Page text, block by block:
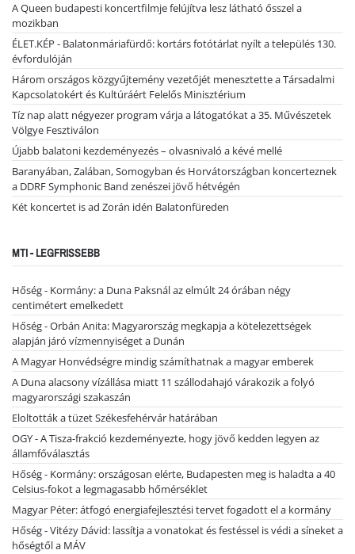
A Queen budapesti koncertfilmje felújítva lesz látható ősszel a
mozikban
ÉLET.KÉP - Balatonmáriafürdő: kortárs fotótárlat nyílt a település 130.
évfordulóján
Három országos közgyűjtemény vezetőjét menesztette a Társadalmi
Kapcsolatokért és Kultúráért Felelős Minisztérium
Tíz nap alatt négyezer program várja a látogatókat a 35. Művészetek
Völgye Fesztiválon
Újabb balatoni kezdeményezés – olvasnivaló a kévé mellé
Baranyában, Zalában, Somogyban és Horvátországban koncerteznek
a DDRF Symphonic Band zenészei jövő hétvégén
Két koncertet is ad Zorán idén Balatonfüreden
MTI - LEGFRISSEBB
Hőség - Kormány: a Duna Paksnál az elmúlt 24 órában négy
centimétert emelkedett
Hőség - Orbán Anita: Magyarország megkapja a kötelezettségek
alapján járó vízmennyiséget a Dunán
A Magyar Honvédségre mindig számíthatnak a magyar emberek
A Duna alacsony vízállása miatt 11 szállodahajó várakozik a folyó
magyarországi szakaszán
Eloltották a tüzet Székesfehérvár határában
OGY - A Tisza-frakció kezdeményezte, hogy jövő kedden legyen az
államfőválasztás
Hőség - Kormány: országosan elérte, Budapesten meg is haladta a 40
Celsius-fokot a legmagasabb hőmérséklet
Magyar Péter: átfogó energiafejlesztési tervet fogadott el a kormány
Hőség - Vitézy Dávid: lassítja a vonatokat és festéssel is védi a síneket a
hőségtől a MÁV